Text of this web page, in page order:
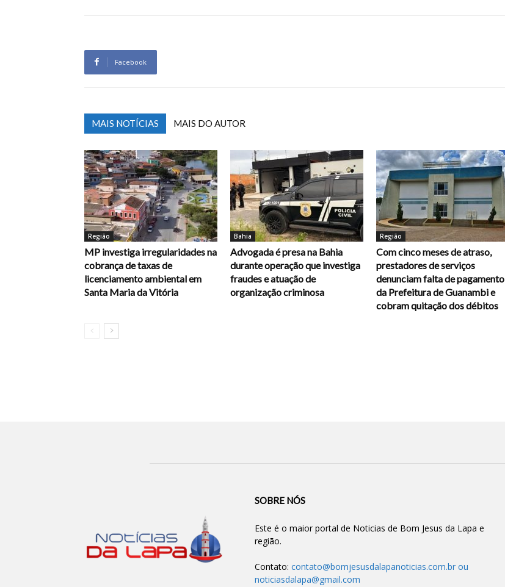
Facebook
MAIS NOTÍCIAS MAIS DO AUTOR
Região
MP investiga irregularidades na
cobrança de taxas de
licenciamento ambiental em
Santa Maria da Vitória
Bahia
Advogada é presa na Bahia
durante operação que investiga
fraudes e atuação de
organização criminosa
Região
Com cinco meses de atraso,
prestadores de serviços
denunciam falta de pagamento
da Prefeitura de Guanambi e
cobram quitação dos débitos
SOBRE NÓS
Este é o maior portal de Noticias de Bom Jesus da Lapa e
região.
Contato: contato@bomjesusdalapanoticias.com.br ou
noticiasdalapa@gmail.com